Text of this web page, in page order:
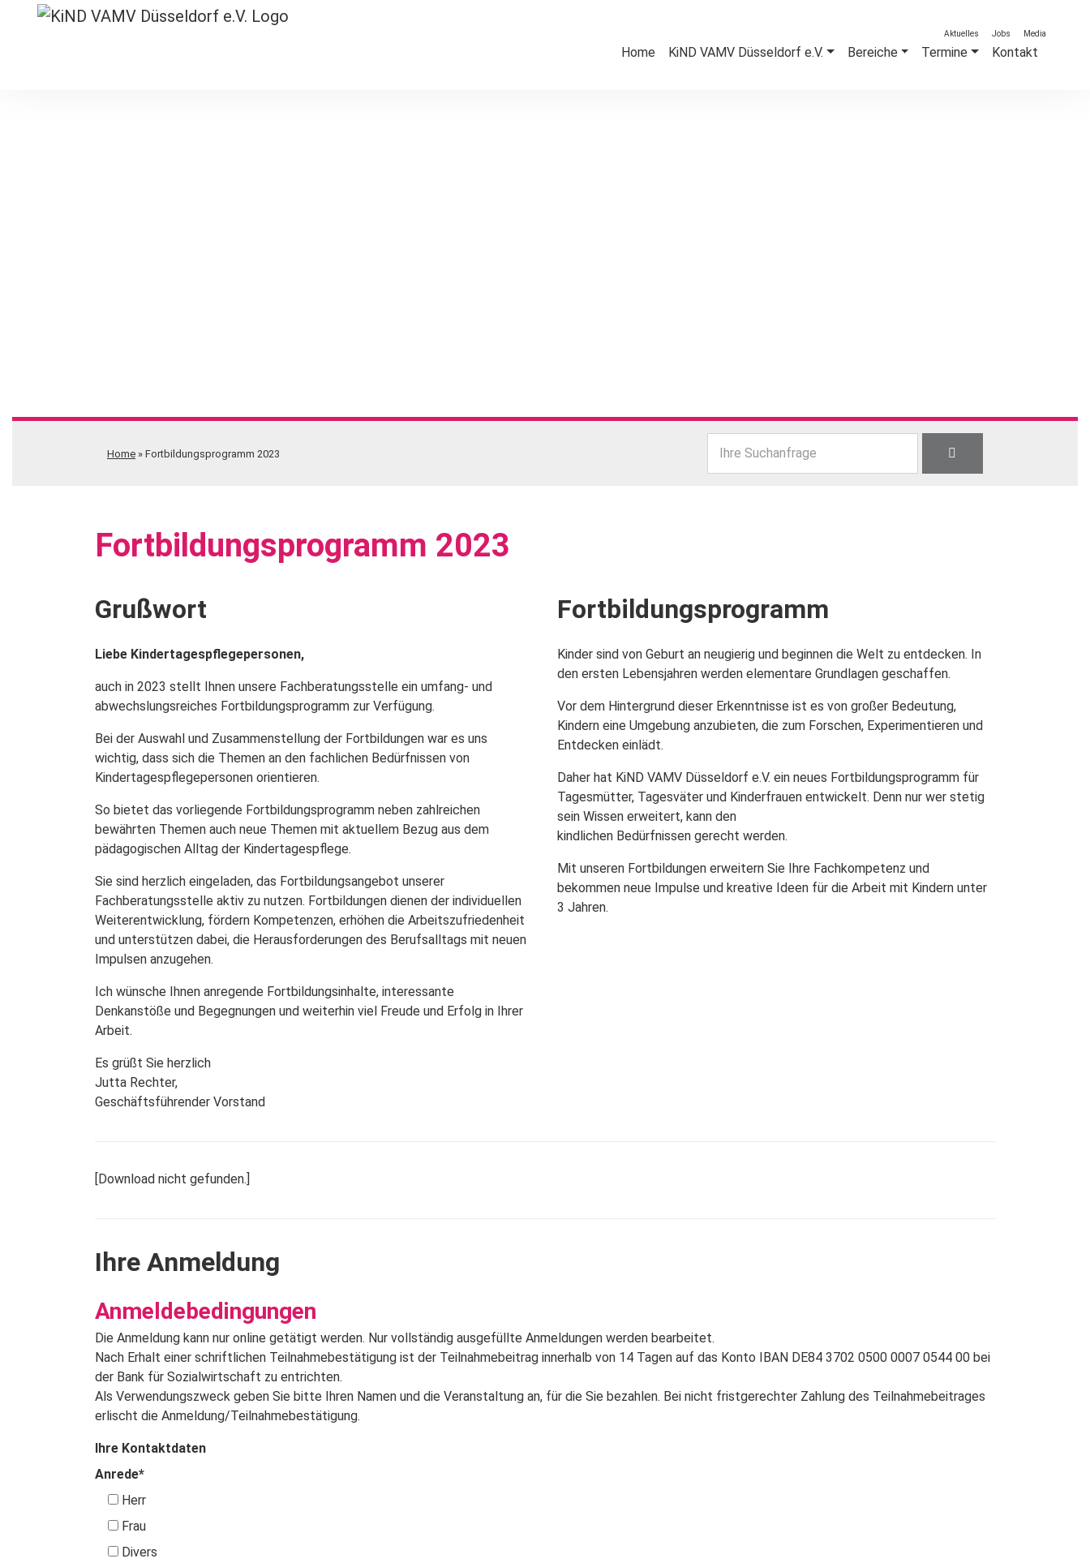
Home » Fortbildungsprogramm 2023 Ihre Suchanfrage
Fortbildungsprogramm 2023
Grußwort
Liebe Kindertagespflegepersonen,
auch in 2023 stellt Ihnen unsere Fachberatungsstelle ein umfang- und
abwechslungsreiches Fortbildungsprogramm zur Verfügung.
Bei der Auswahl und Zusammenstellung der Fortbildungen war es uns
wichtig, dass sich die Themen an den fachlichen Bedürfnissen von
Kindertagespflegepersonen orientieren.
So bietet das vorliegende Fortbildungsprogramm neben zahlreichen
bewährten Themen auch neue Themen mit aktuellem Bezug aus dem
pädagogischen Alltag der Kindertagespflege.
Sie sind herzlich eingeladen, das Fortbildungsangebot unserer
Fachberatungsstelle aktiv zu nutzen. Fortbildungen dienen der individuellen
Weiterentwicklung, fördern Kompetenzen, erhöhen die Arbeitszufriedenheit
und unterstützen dabei, die Herausforderungen des Berufsalltags mit neuen
Impulsen anzugehen.
Ich wünsche Ihnen anregende Fortbildungsinhalte, interessante
Denkanstöße und Begegnungen und weiterhin viel Freude und Erfolg in Ihrer
Arbeit.
Es grüßt Sie herzlich
Jutta Rechter,
Geschäftsführender Vorstand
Fortbildungsprogramm
Kinder sind von Geburt an neugierig und beginnen die Welt zu entdecken. In
den ersten Lebensjahren werden elementare Grundlagen geschaffen.
Vor dem Hintergrund dieser Erkenntnisse ist es von großer Bedeutung,
Kindern eine Umgebung anzubieten, die zum Forschen, Experimentieren und
Entdecken einlädt.
Daher hat KiND VAMV Düsseldorf e.V. ein neues Fortbildungsprogramm für
Tagesmütter, Tagesväter und Kinderfrauen entwickelt. Denn nur wer stetig
sein Wissen erweitert, kann den
kindlichen Bedürfnissen gerecht werden.
Mit unseren Fortbildungen erweitern Sie Ihre Fachkompetenz und
bekommen neue Impulse und kreative Ideen für die Arbeit mit Kindern unter
3 Jahren.
[Download nicht gefunden.]
Ihre Anmeldung
Anmeldebedingungen
Die Anmeldung kann nur online getätigt werden. Nur vollständig ausgefüllte Anmeldungen werden bearbeitet.
Nach Erhalt einer schriftlichen Teilnahmebestätigung ist der Teilnahmebeitrag innerhalb von 14 Tagen auf das Konto IBAN DE84 3702 0500 0007 0544 00 bei
der Bank für Sozialwirtschaft zu entrichten.
Als Verwendungszweck geben Sie bitte Ihren Namen und die Veranstaltung an, für die Sie bezahlen. Bei nicht fristgerechter Zahlung des Teilnahmebeitrages
erlischt die Anmeldung/Teilnahmebestätigung.
Ihre Kontaktdaten
Anrede*
Herr
Frau
Divers
Aktuelles Jobs Media
Home KiND VAMV Düsseldorf e.V. Bereiche Termine Kontakt